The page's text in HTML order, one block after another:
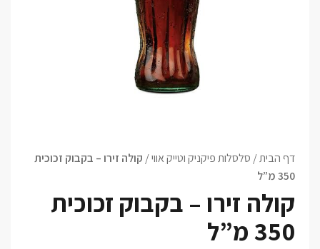
דף הבית/ סלסלות פיקניק וטייק אווי/ קולה זירו – בקבוק זכוכית
350 מ”ל
קולה זירו – בקבוק זכוכית
350 מ”ל